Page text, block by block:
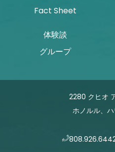
Fact Sheet
体験談
グループ
2280 クヒオ
ホノルル、